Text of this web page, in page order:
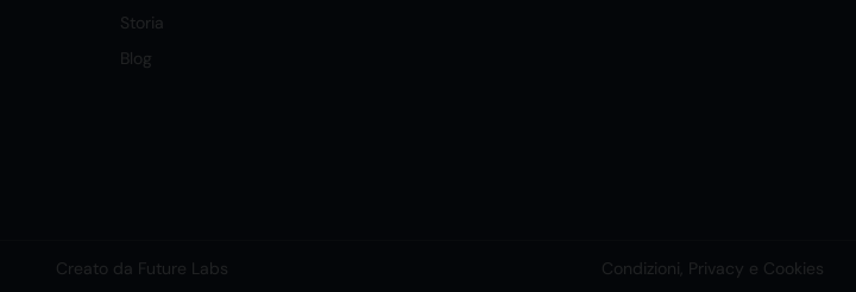
Storia
Blog
Creato da Future Labs Condizioni, Privacy e Cookies